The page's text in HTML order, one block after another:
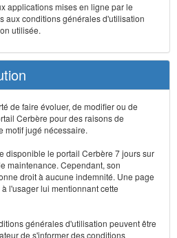
applications mises en ligne par le
aux conditions générales d'utilisation
utilisée.
de faire évoluer, de modifier ou de
Cerbère pour des raisons de
motif jugé nécessaire.
disponible le portail Cerbère 7 jours sur
maintenance. Cependant, son
droit à aucune indemnité. Une page
l'usager lui mentionnant cette
générales d'utilisation peuvent être
de s'informer des conditions